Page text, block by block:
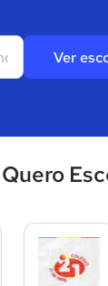
Ver